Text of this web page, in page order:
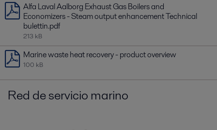
Alfa Laval Aalborg Exhaust Gas Boilers and
Economizers - Steam output enhancement Technical
bulettin.pdf
213 kB
Marine waste heat recovery - product overview
100 kB
Red de servicio marino